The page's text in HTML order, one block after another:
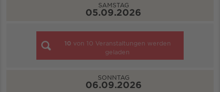
SAMSTAG
05.09.2026
10 von 10 Veranstaltungen werden
geladen
SONNTAG
06.09.2026